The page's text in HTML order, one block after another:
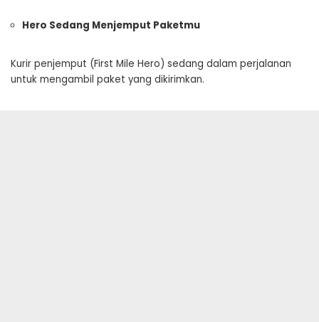
Hero Sedang Menjemput Paketmu
Kurir penjemput (First Mile Hero) sedang dalam perjalanan
untuk mengambil paket yang dikirimkan.